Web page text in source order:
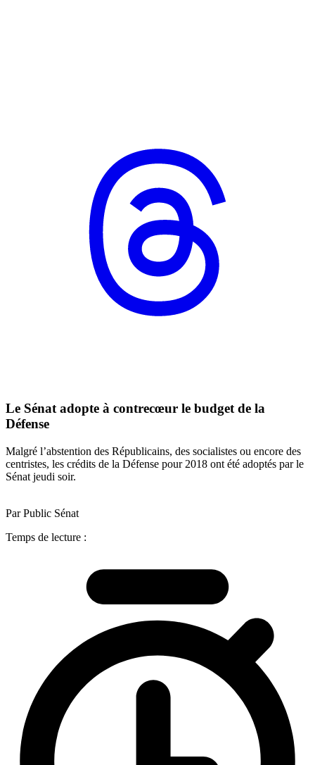
Le Sénat adopte à contrecœur le budget de la
Défense
Malgré l’abstention des Républicains, des socialistes ou encore des
centristes, les crédits de la Défense pour 2018 ont été adoptés par le
Sénat jeudi soir.
Par Public Sénat
Temps de lecture :